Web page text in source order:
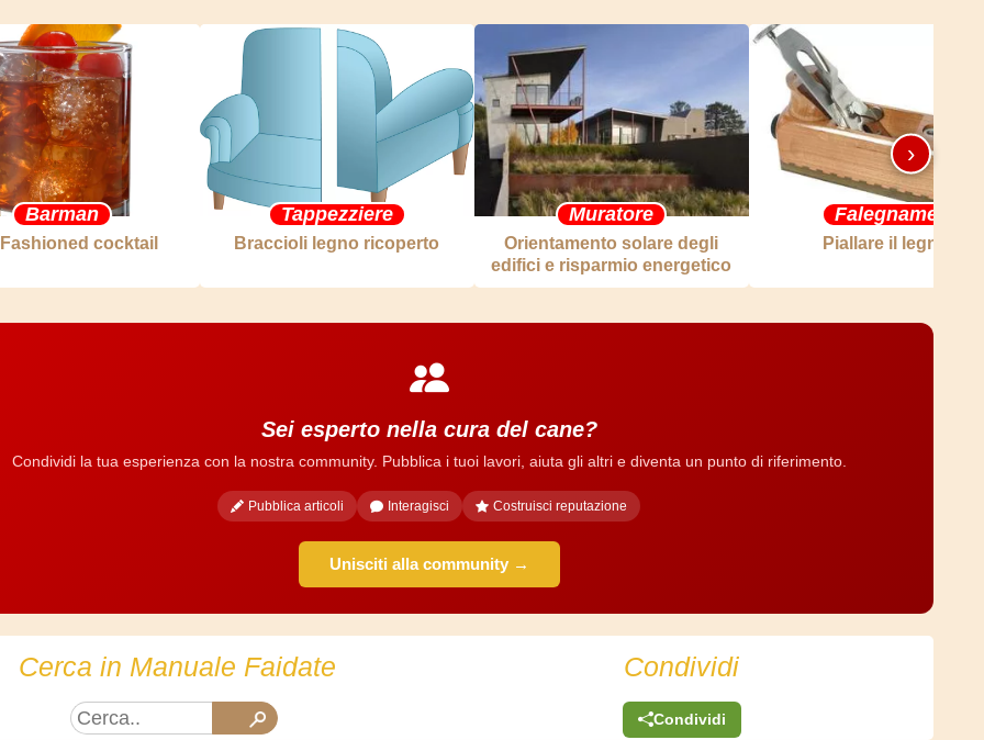
Barman
cocktail
Tappezziere
Braccioli legno ricoperto
Muratore
Orientamento solare degli
edifici e risparmio energetico
Falegname
Piallare il legno
›
Sei esperto nella cura del cane?
Condividi la tua esperienza con la nostra community. Pubblica i tuoi lavori, aiuta gli altri e diventa un punto di riferimento.
Pubblica articoli Interagisci Costruisci reputazione
Unisciti alla community →
Cerca in Manuale Faidate Condividi
Condividi